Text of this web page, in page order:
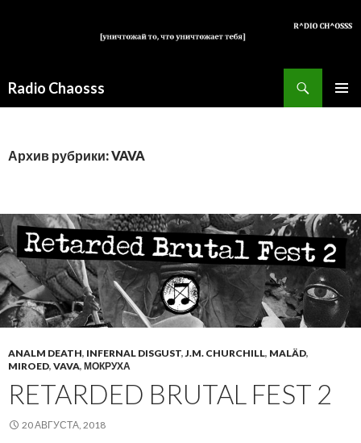
Radio Chaosss
Архив рубрики: VAVA
ANALM DEATH, INFERNAL DISGUST, J.M. CHURCHILL, MALÄD,
MIROED, VAVA, МОКРУХА
RETARDED BRUTAL FEST 2
20 АВГУСТА, 2018